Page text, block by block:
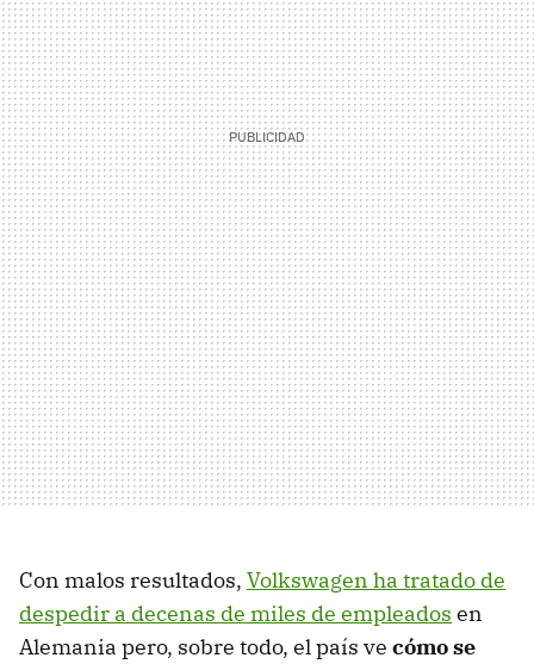
Con malos resultados, Volkswagen ha tratado de
despedir a decenas de miles de empleados en
Alemania pero, sobre todo, el país ve cómo se